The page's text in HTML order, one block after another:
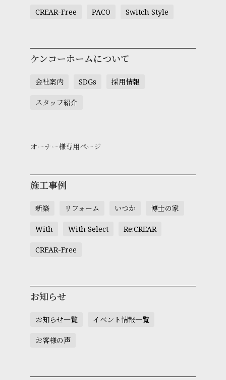
CREAR-Free PACO Switch Style
ケンコーホームについて
会社案内 SDGs 採用情報
スタッフ紹介
オーナー様専用ページ
施工事例
新築 リフォーム いつか 博士の家
With With Select Re:CREAR
CREAR-Free
お知らせ
お知らせ一覧 イベント情報一覧
お客様の声